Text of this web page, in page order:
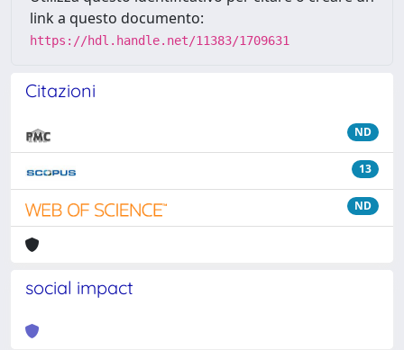
link a questo documento:
https://hdl.handle.net/11383/1709631
Citazioni
ND
13
ND
social impact